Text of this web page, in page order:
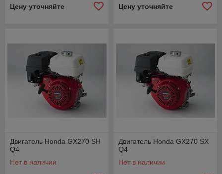
Цену уточняйте Цену уточняйте
Двигатель Honda GX270 SH
Q4
Нет в наличии
Двигатель Honda GX270 SX
Q4
Нет в наличии